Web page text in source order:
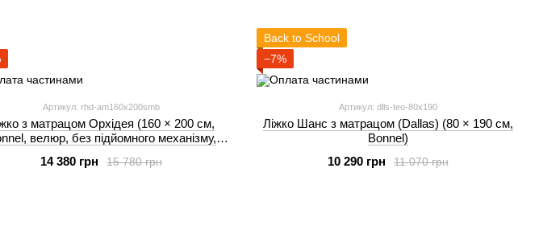
Артикул: rhd-am160x200smb
з матрацом Орхідея (160 × 200 см,
велюр, без підйомного механізму,
15 780 грн
14 380 грн
Back to School
−7%
Артикул: dlls-teo-80x190
Ліжко Шанс з матрацом (Dallas) (80 × 190 см,
Bonnel)
11 070 грн
10 290 грн